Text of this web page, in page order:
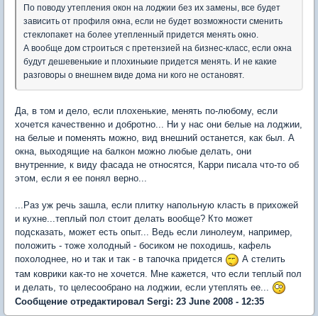
По поводу утепления окон на лоджии без их замены, все будет
зависить от профиля окна, если не будет возможности сменить
стеклопакет на более утепленный придется менять окно.
А вообще дом строиться с претензией на бизнес-класс, если окна
будут дешевенькие и плохинькие придется менять. И не какие
разговоры о внешнем виде дома ни кого не остановят.
Да, в том и дело, если плохенькие, менять по-любому, если
хочется качественно и добротно... Ни у нас они белые на лоджии,
на белые и поменять можно, вид внешний останется, как был. А
окна, выходящие на балкон можно любые делать, они
внутренние, к виду фасада не относятся, Карри писала что-то об
этом, если я ее понял верно...
...Раз уж речь зашла, если плитку напольную класть в прихожей
и кухне...теплый пол стоит делать вообще? Кто может
подсказать, может есть опыт... Ведь если линолеум, например,
положить - тоже холодный - босиком не походишь, кафель
похолоднее, но и так и так - в тапочка придется
А стелить
там коврики как-то не хочется. Мне кажется, что если теплый пол
и делать, то целесообрано на лоджии, если утеплять ее...
Сообщение отредактировал Sergi: 23 June 2008 - 12:35